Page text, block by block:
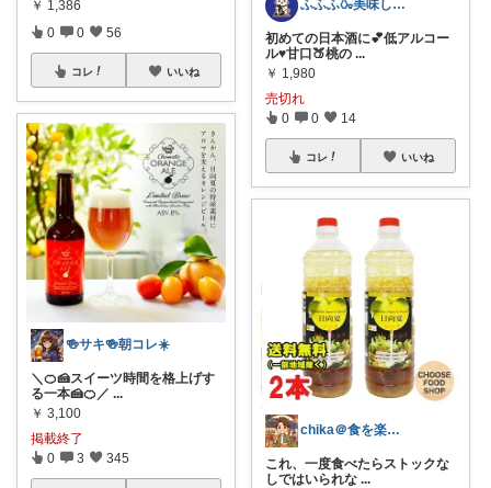
￥ 1,386
0 0 56
コレ いいね
🍻サキ🍻朝コレ☀️
＼🍊🍰スイーツ時間を格上げす
る一本🍰🍊／ ...
￥ 3,100
掲載終了
0 3 345
ふふふ🍶美味しいお酒🥢おしゃれ酒器
初めての日本酒に💕低アルコー
ル♥甘口🍑桃の ...
￥ 1,980
売切れ
0 0 14
コレ いいね
chika＠食を楽しむアラサー男
これ、一度食べたらストックな
しではいられな ...